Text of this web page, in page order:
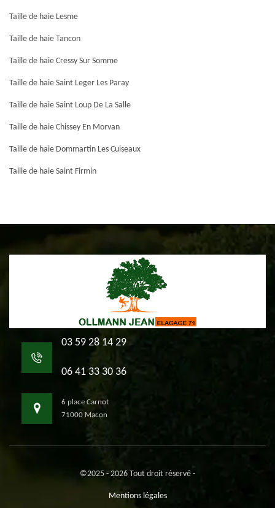
Taille de haie Lesme
Taille de haie Tancon
Taille de haie Cressy Sur Somme
Taille de haie Saint Leger Les Paray
Taille de haie Saint Loup De La Salle
Taille de haie Chissey En Morvan
Taille de haie Dommartin Les Cuiseaux
Taille de haie Saint Firmin
03 59 28 14 29
06 41 33 30 36
6 place Carnot
71000 Macon
©2025 - 2026 Tout droit réservé -
Mentions légales